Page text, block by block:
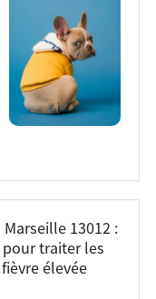
13012 :
traiter les
élevée